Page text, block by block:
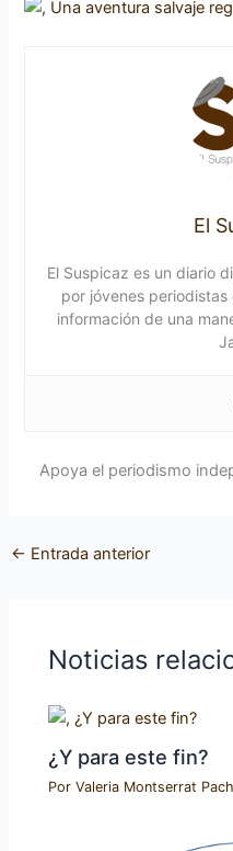
El
El Suspicaz es un diario
por jóvenes
información de una
Apoya el periodismo
← Entrada anterior
Noticias
¿Y para este fin?
PorValeria Montserrat